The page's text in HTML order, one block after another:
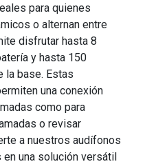
para quienes
o alternan entre
disfrutar hasta 8
y hasta 150
la base. Estas
una conexión
como para
o revisar
a nuestros audífonos
una solución versátil